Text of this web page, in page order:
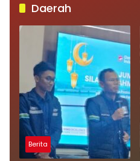
Daerah
Berita